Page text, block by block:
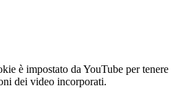
è impostato da YouTube per tenere
dei video incorporati.